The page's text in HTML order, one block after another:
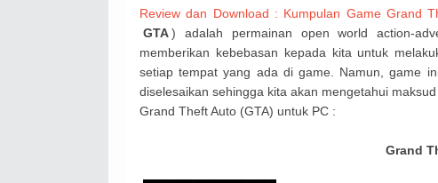
Review dan Download : Kumpulan Game Grand
GTA ) adalah permainan open world action-
memberikan kebebasan kepada kita untuk
setiap tempat yang ada di game. Namun, game
diselesaikan sehingga kita akan mengetahui
Grand Theft Auto (GTA) untuk PC :
Grand